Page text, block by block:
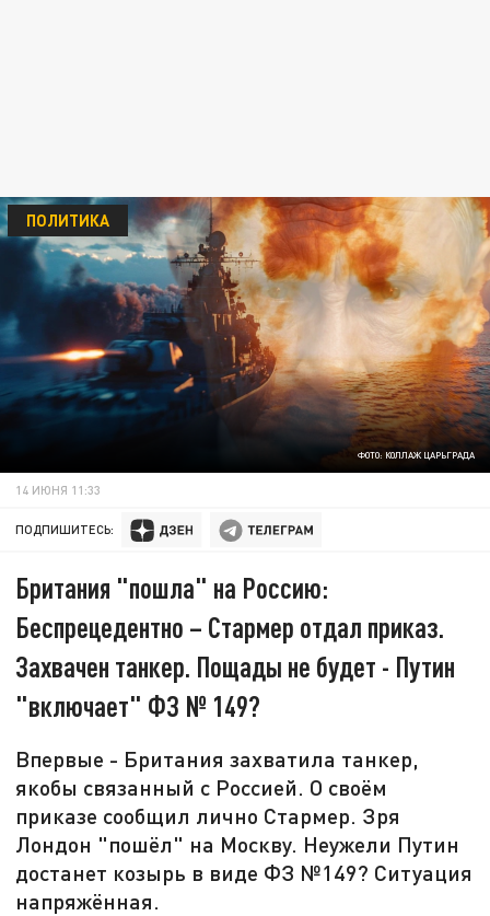
ФОТО: КОЛЛАЖ ЦАРЬГРАДА
ПОЛИТИКА
14 ИЮНЯ 11:33
ПОДПИШИТЕСЬ:
Британия "пошла" на Россию:
Беспрецедентно – Стармер отдал приказ.
Захвачен танкер. Пощады не будет - Путин
"включает" ФЗ № 149?
Впервые - Британия захватила танкер,
якобы связанный с Россией. О своём
приказе сообщил лично Стармер. Зря
Лондон "пошёл" на Москву. Неужели Путин
достанет козырь в виде ФЗ №149? Ситуация
напряжённая.